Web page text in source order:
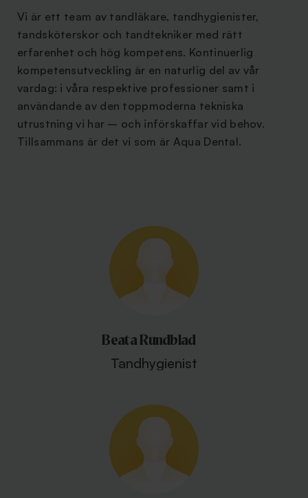
Vi är ett team av tandläkare, tandhygienister,
tandsköterskor och tandtekniker med rätt
erfarenhet och hög kompetens. Kontinuerlig
kompetensutveckling är en naturlig del av vår
vardag: i våra respektive professioner samt i
användande av den toppmoderna tekniska
utrustning vi har – och införskaffar vid behov.
Tillsammans är det vi som är Aqua Dental.
Beata Rundblad
Tandhygienist